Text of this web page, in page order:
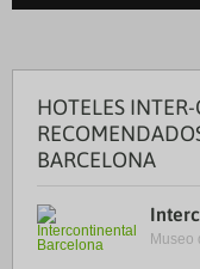
HOTELES
BARCELONA
Museo